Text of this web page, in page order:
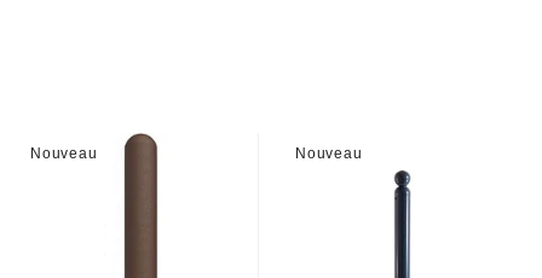
Nouveau Nouveau